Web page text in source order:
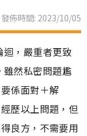
發佈時間: 2023/10/05
，嚴重者更致
然私密問題尷
係面對＋解
歷以上問題，但
良方，不需要用